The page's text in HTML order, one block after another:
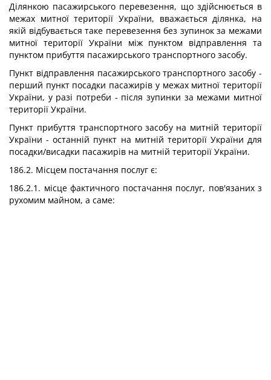
Ділянкою пасажирського перевезення, що здійснюється в
межах митної території України, вважається ділянка, на
якій відбувається таке перевезення без зупинок за межами
митної території України між пунктом відправлення та
пунктом прибуття пасажирського транспортного засобу.
Пункт відправлення пасажирського транспортного засобу -
перший пункт посадки пасажирів у межах митної території
України, у разі потреби - після зупинки за межами митної
території України.
Пункт прибуття транспортного засобу на митній території
України - останній пункт на митній території України для
посадки/висадки пасажирів на митній території України.
186.2. Місцем постачання послуг є:
186.2.1. місце фактичного постачання послуг, пов'язаних з
рухомим майном, а саме: